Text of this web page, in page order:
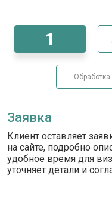
1
Обработка
Заявка
Клиент оставляет
на сайте, подробно
удобное время для
уточняет детали и